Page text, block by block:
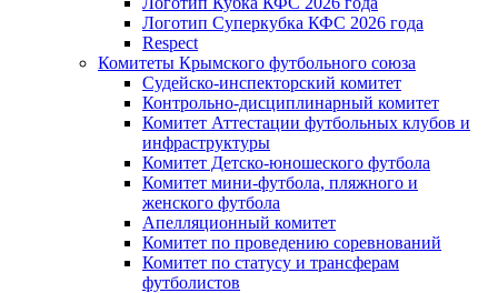
Логотип Суперкубка КФС 2026 года
Respect
Комитеты Крымского футбольного союза
Судейско-инспекторский комитет
Контрольно-дисциплинарный комитет
Комитет Аттестации футбольных клубов и
инфраструктуры
Комитет Детско-юношеского футбола
Комитет мини-футбола, пляжного и
женского футбола
Апелляционный комитет
Комитет по проведению соревнований
Комитет по статусу и трансферам
футболистов